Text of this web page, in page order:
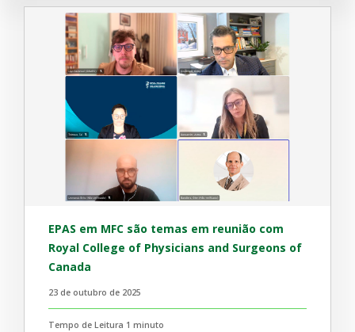
EPAS em MFC são temas em reunião com
Royal College of Physicians and Surgeons of
Canada
23 de outubro de 2025
Tempo de Leitura 1 minuto